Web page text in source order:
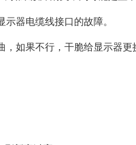
器电缆线接口的故障。
如果不行，干脆给显示器更